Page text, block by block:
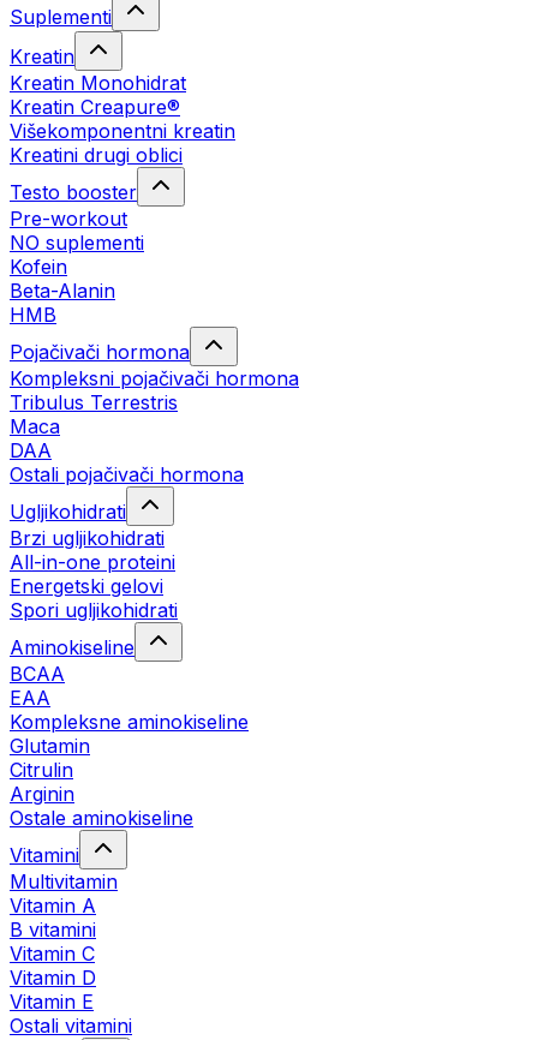
Suplementi
Kreatin
Kreatin Monohidrat
Kreatin Creapure®
Višekomponentni kreatin
Kreatini drugi oblici
Testo booster
Pre-workout
NO suplementi
Kofein
Beta-Alanin
HMB
Pojačivači hormona
Kompleksni pojačivači hormona
Tribulus Terrestris
Maca
DAA
Ostali pojačivači hormona
Ugljikohidrati
Brzi ugljikohidrati
All-in-one proteini
Energetski gelovi
Spori ugljikohidrati
Aminokiseline
BCAA
EAA
Kompleksne aminokiseline
Glutamin
Citrulin
Arginin
Ostale aminokiseline
Vitamini
Multivitamin
Vitamin A
B vitamini
Vitamin C
Vitamin D
Vitamin E
Ostali vitamini